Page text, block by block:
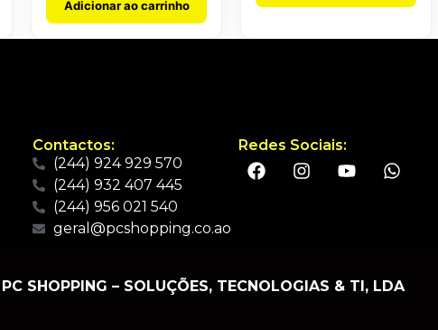
Adicionar ao carrinho
Contactos:
(244) 924 929 570
(244) 932 407 445
(244) 956 021 540
geral@pcshopping.co.ao
Redes Sociais:
PC SHOPPING – SOLUÇÕES, TECNOLOGIAS & TI, LDA